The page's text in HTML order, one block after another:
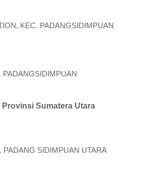
KEC. PADANGSIDIMPUAN
Sumatera Utara
SIDIMPUAN UTARA